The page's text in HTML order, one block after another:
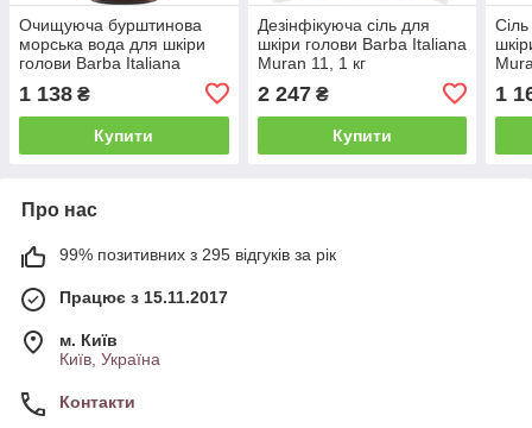
Очищуюча бурштинова
морська вода для шкіри
голови Barba Italiana
Muran 02, 500 ml (BI77777
M)
1 138 ₴
Купити
Дезінфікуюча сіль для
шкіри голови Barba Italiana
Muran 11, 1 кг
2 247₴
Купити
1
Про нас
99% позитивних з 295 відгуків за рік
Працює з 15.11.2017
м. Київ
Київ, Україна
Контакти